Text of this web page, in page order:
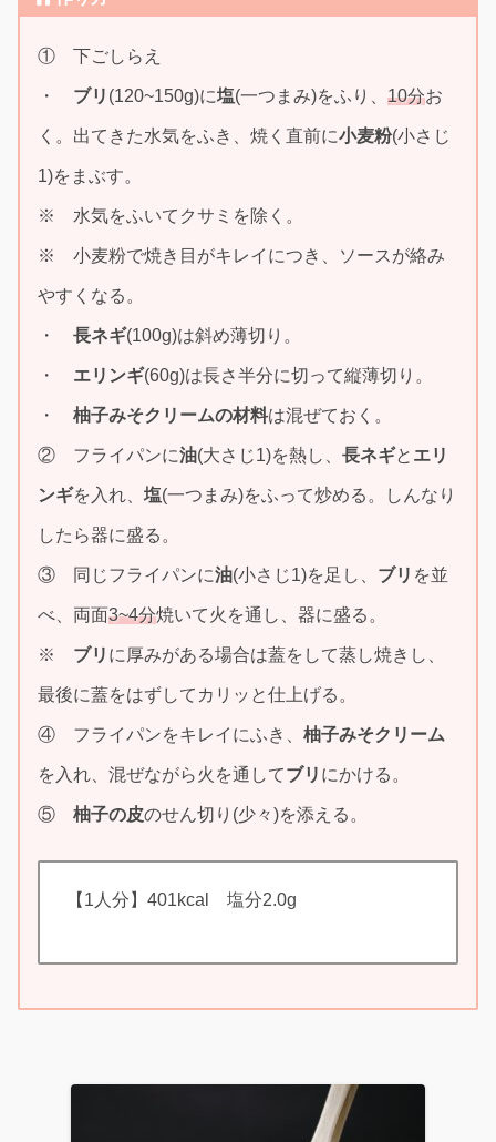
① 下ごしらえ
・ ブリ (120~150g)に塩(一つまみ)をふり、 10分お
く。出てきた水気をふき、焼く直前に小麦粉(小さじ
1)をまぶす。
※ 水気をふいてクサミを除く。
※ 小麦粉で焼き目がキレイにつき、ソースが絡み
やすくなる。
・ 長ネギ(100g)は斜め薄切り。
・ エリンギ(60g)は長さ半分に切って縦薄切り。
・ 柚子みそクリームの材料は混ぜておく。
② フライパンに油(大さじ1)を熱し、 長ネギと エリ
ンギを入れ、 塩(一つまみ)をふって炒める。しんなり
したら器に盛る。
③ 同じフライパンに油(小さじ1)を足し、 ブリ を並
べ、両面3~4分焼いて火を通し、器に盛る。
※ ブリ に厚みがある場合は蓋をして蒸し焼きし、
最後に蓋をはずしてカリッと仕上げる。
④ フライパンをキレイにふき、 柚子みそクリーム
を入れ、混ぜながら火を通してブリ にかける。
⑤ 柚子の皮のせん切り(少々)を添える。
【1人分】401kcal 塩分2.0g